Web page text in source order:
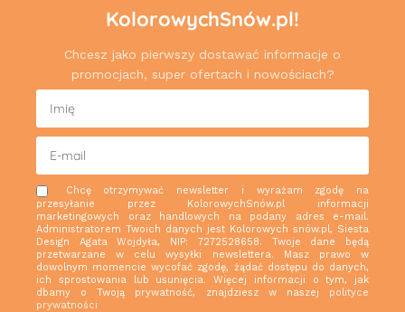
KolorowychSnów.pl!
Chcesz jako pierwszy dostawać informacje o
promocjach, super ofertach i nowościach?
Chcę otrzymywać newsletter i wyrażam zgodę na
przesyłanie przez KolorowychSnów.pl informacji
marketingowych oraz handlowych na podany adres e-mail.
Administratorem Twoich danych jest Kolorowych snów.pl, Siesta
Design Agata Wojdyła, NIP: 7272528658. Twoje dane będą
przetwarzane w celu wysyłki newslettera. Masz prawo w
dowolnym momencie wycofać zgodę, żądać dostępu do danych,
ich sprostowania lub usunięcia. Więcej informacji o tym, jak
dbamy o Twoją prywatność, znajdziesz w naszej polityce
prywatności